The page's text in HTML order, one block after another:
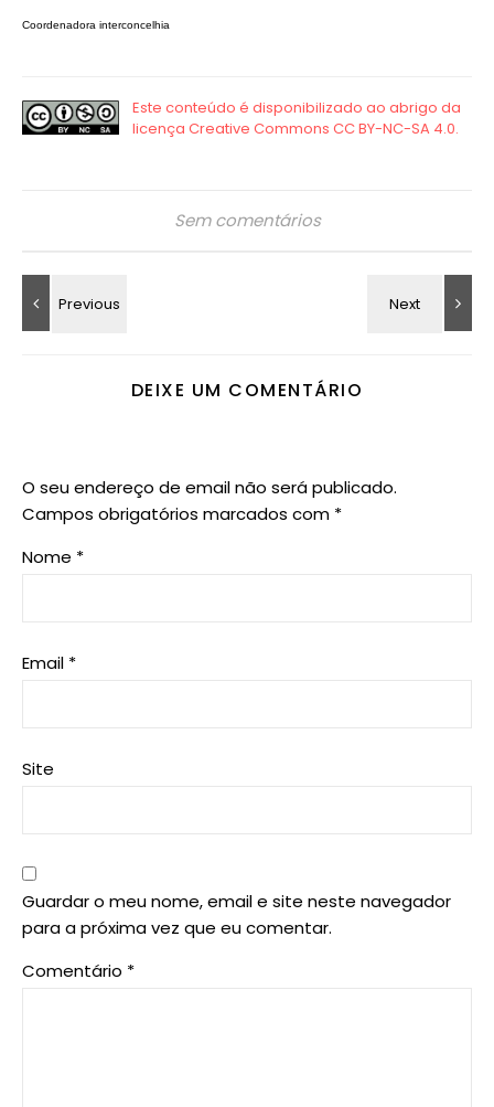
Coordenadora interconcelhia
Sem comentários
DEIXE UM COMENTÁRIO
O seu endereço de email não será publicado.
Campos obrigatórios marcados com *
Nome *
Email *
Site
Guardar o meu nome, email e site neste navegador
para a próxima vez que eu comentar.
Comentário *